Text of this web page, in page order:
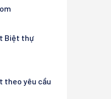
Biệt thự
theo yêu cầu